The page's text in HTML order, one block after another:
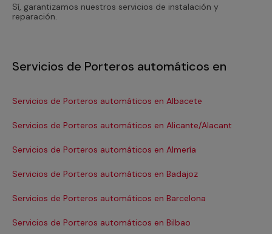
Sí, garantizamos nuestros servicios de instalación y
reparación.
Servicios de Porteros automáticos en
Servicios de Porteros automáticos en Albacete
Servicios de Porteros automáticos en Alicante/Alacant
Servicios de Porteros automáticos en Almería
Servicios de Porteros automáticos en Badajoz
Servicios de Porteros automáticos en Barcelona
Servicios de Porteros automáticos en Bilbao